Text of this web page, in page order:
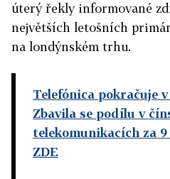
úterý řekly informované
největších letošních
na londýnském trhu.
Telefónica pokračuje
Zbavila se podílu v
telekomunikacích za
ZDE